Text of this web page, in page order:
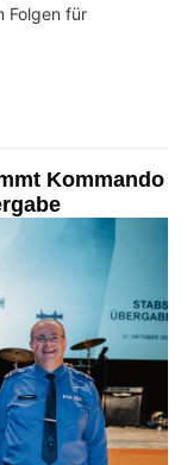
Folgen für
Kommando